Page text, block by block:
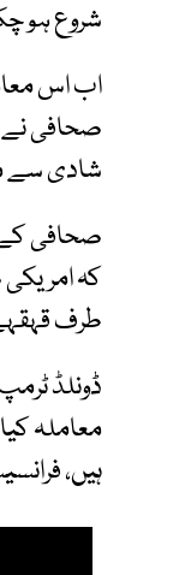
شروع ہو
اب اس
صحافی نے
شادی سے
صحافی کے
کہ
طرف
ڈونلڈ
معاملہ
ہیں،